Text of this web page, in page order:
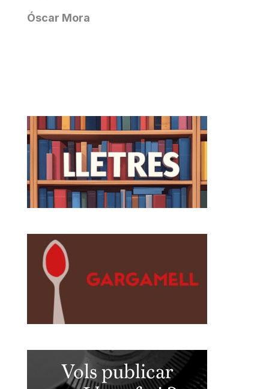
Óscar Mora